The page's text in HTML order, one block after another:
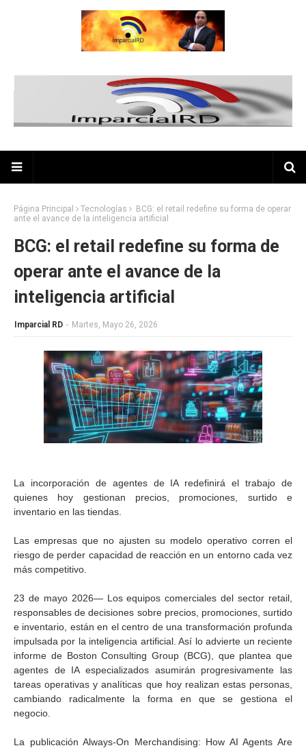
Página Principal Tecnologías
BCG: el retail redefine su forma de operar
ante el avance de la inteligencia artificial
BCG: el retail redefine su forma de
operar ante el avance de la
inteligencia artificial
Imparcial RD - Martes, Mayo 26, 2026
La incorporación de agentes de IA redefinirá el trabajo de
quienes hoy gestionan precios, promociones, surtido e
inventario en las tiendas.
Las empresas que no ajusten su modelo operativo corren el
riesgo de perder capacidad de reacción en un entorno cada vez
más competitivo.
23 de mayo 2026— Los equipos comerciales del sector retail,
responsables de decisiones sobre precios, promociones, surtido
e inventario, están en el centro de una transformación profunda
impulsada por la inteligencia artificial. Así lo advierte un reciente
informe de Boston Consulting Group (BCG), que plantea que
agentes de IA especializados asumirán progresivamente las
tareas operativas y analíticas que hoy realizan estas personas,
cambiando radicalmente la forma en que se gestiona el
negocio.
La publicación Always-On Merchandising: How AI Agents Are